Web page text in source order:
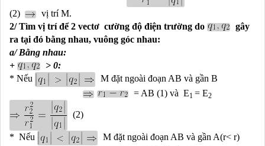
(2)
vị trí M.
2/ Tìm vị trí để 2 vectơ cường độ điện trường do
gây
ra tại đó bằng nhau, vuông góc nhau:
a/ Bằng nhau:
+
> 0:
* Nếu
M đặt ngoài đoạn AB và gần B
= AB (1) và E1 = E2
(2)
* Nếu
M đặt ngoài đoạn AB và gần A(r< r)